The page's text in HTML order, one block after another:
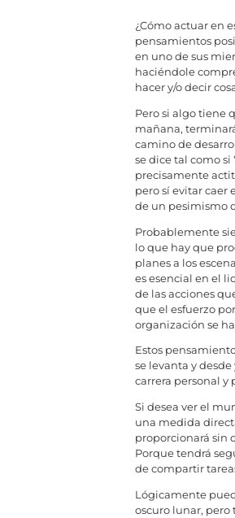
¿Cómo actuar en
pensamientos
en uno de sus
haciéndole
hacer y/o decir
Pero si algo tiene
mañana,
camino de
se dice tal como si
precisamente
pero sí evitar caer
de un pesimismo
Probablemente
lo que hay que
planes a los
es esencial en el
de las acciones
que el esfuerzo
organización se
Estos
se levanta y
carrera personal y
Si desea ver el
una medida
proporcionará sin
Porque tendrá
de compartir
Lógicamente
oscuro lunar, pero